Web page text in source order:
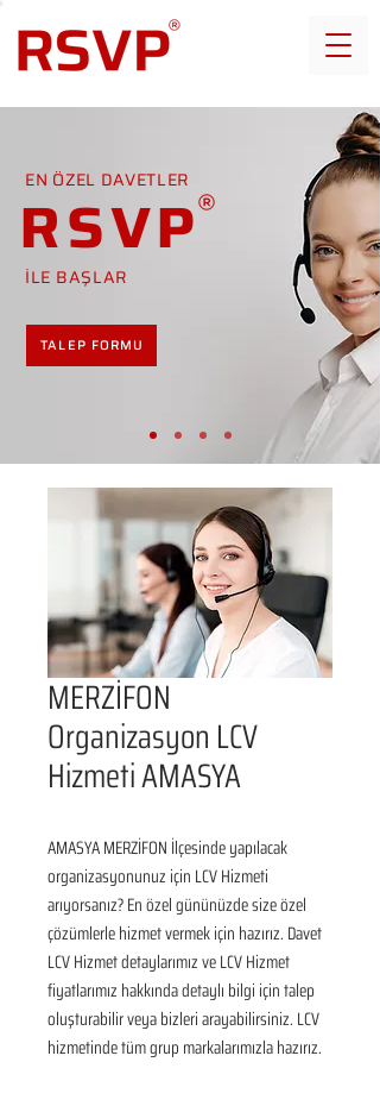
EN ÖZEL DAVETLER
RSVP
İLE BAŞLAR
TALEP FORMU
MERZİFON
Organizasyon LCV
Hizmeti AMASYA
AMASYA MERZİFON İlçesinde yapılacak
organizasyonunuz için LCV Hizmeti
arıyorsanız? En özel gününüzde size özel
çözümlerle hizmet vermek için hazırız. Davet
LCV Hizmet detaylarımız ve LCV Hizmet
fiyatlarımız hakkında detaylı bilgi için talep
oluşturabilir veya bizleri arayabilirsiniz. LCV
hizmetinde tüm grup markalarımızla hazırız.